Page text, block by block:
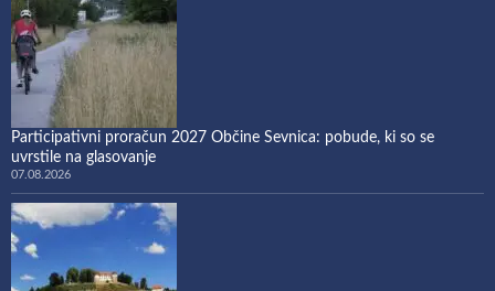
Participativni proračun 2027 Občine Sevnica: pobude, ki so se
uvrstile na glasovanje
07.08.2026